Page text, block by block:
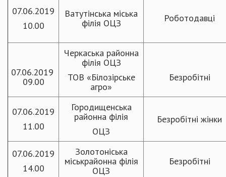
07.06.2019
10.00
Ватутінська міська
філія ОЦЗ
Роботодавці
07.06.2019
09.00
Черкаська районна
філія ОЦЗ
ТОВ «Білозірське
агро»
Безробітні
07.06.2019
11.00
Городищенська
районна філія
ОЦЗ
Безробітні жінки
07.06.2019
14.00
Золотоніська
міськрайонна філія
ОЦЗ
Безробітні